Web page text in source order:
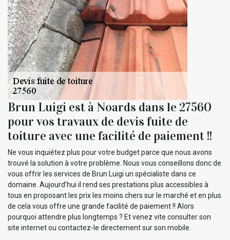
Brun Luigi est à Noards dans le 27560
pour vos travaux de devis fuite de
toiture avec une facilité de paiement !!
Ne vous inquiétez plus pour votre budget parce que nous avons
trouvé la solution à votre problème. Nous vous conseillons donc de
vous offrir les services de Brun Luigi un spécialiste dans ce
domaine. Aujourd’hui il rend ses prestations plus accessibles à
tous en proposant les prix les moins chers sur le marché et en plus
de cela vous offre une grande facilité de paiement !! Alors
pourquoi attendre plus longtemps ? Et venez vite consulter son
site internet ou contactez-le directement sur son mobile.